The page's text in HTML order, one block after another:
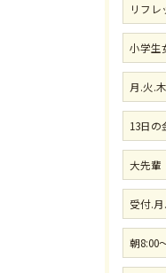
リフレ
小学生
月.火.
13日の
大先輩
受付.
朝8:00